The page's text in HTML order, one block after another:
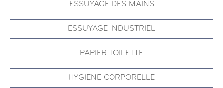
ESSUYAGE DES MAINS
ESSUYAGE INDUSTRIEL
PAPIER TOILETTE
HYGIENE CORPORELLE